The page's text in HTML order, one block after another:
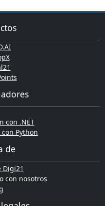
con .NET
Python
de
Digi21
con nosotros